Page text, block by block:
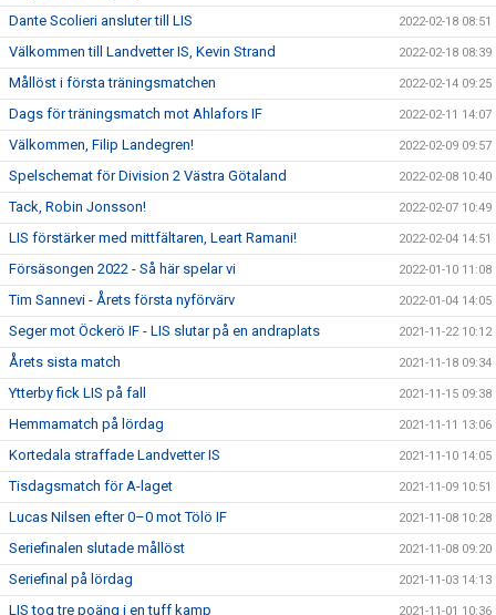
Dante Scolieri ansluter till LIS 2022-02-18 08:51
Välkommen till Landvetter IS, Kevin Strand 2022-02-18 08:39
Mållöst i första träningsmatchen 2022-02-14 09:25
Dags för träningsmatch mot Ahlafors IF 2022-02-11 14:07
Välkommen, Filip Landegren! 2022-02-09 09:57
Spelschemat för Division 2 Västra Götaland 2022-02-08 10:40
Tack, Robin Jonsson! 2022-02-07 10:49
LIS förstärker med mittfältaren, Leart Ramani! 2022-02-04 14:51
Försäsongen 2022 - Så här spelar vi 2022-01-10 11:08
Tim Sannevi - Årets första nyförvärv 2022-01-04 14:05
Seger mot Öckerö IF - LIS slutar på en andraplats 2021-11-22 10:12
Årets sista match 2021-11-18 09:34
Ytterby fick LIS på fall 2021-11-15 09:38
Hemmamatch på lördag 2021-11-11 13:06
Kortedala straffade Landvetter IS 2021-11-10 14:05
Tisdagsmatch för A-laget 2021-11-09 10:51
Lucas Nilsen efter 0–0 mot Tölö IF 2021-11-08 10:28
Seriefinalen slutade mållöst 2021-11-08 09:20
Seriefinal på lördag 2021-11-03 14:13
LIS tog tre poäng i en tuff kamp 2021-11-01 10:36